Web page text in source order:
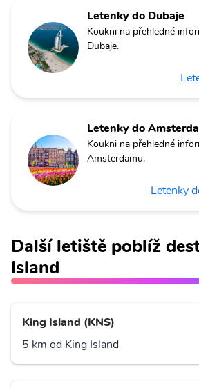
Letenky do Dubaje
Koukni na přehledné
Dubaje.
Letenky do
Koukni na přehledné
Amsterdamu.
Letenky
Další letiště poblíž
Island
King Island (KNS)
5 km od King Island